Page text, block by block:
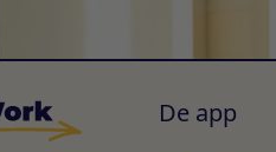
De app